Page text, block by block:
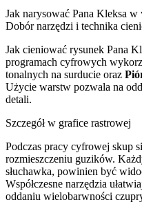
Jak narysować Pana Kleksa
Dobór narzędzi i technika
Jak cieniować rysunek Pana
programach cyfrowych
tonalnych na surducie oraz
Użycie warstw pozwala na
detali.
Szczegół w grafice rastrowej
Podczas pracy cyfrowej skup
rozmieszczeniu guzików.
słuchawka, powinien być
Współczesne narzędzia
oddaniu wielobarwności